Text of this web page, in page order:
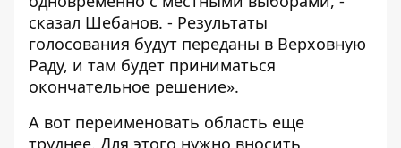
сказал Шебанов. - Результаты
голосования будут переданы в Верховную
Раду, и там будет приниматься
окончательное решение».
А вот переименовать область еще
труднее. Для этого нужно вносить